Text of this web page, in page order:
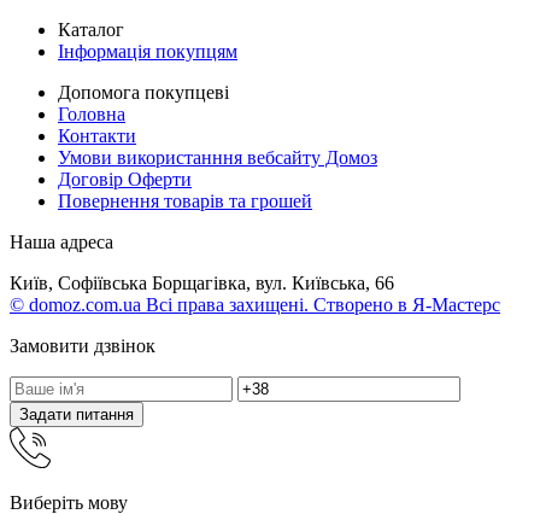
Каталог
Інформація покупцям
Допомога покупцеві
Головна
Контакти
Умови використанння вебсайту Домоз
Договір Оферти
Повернення товарів та грошей
Наша адреса
Київ, Софіївська Борщагівка, вул. Київська, 66
© domoz.com.ua Всі права захищені. Створено в Я-Мастерс
Замовити дзвінок
Задати питання
Виберіть мову